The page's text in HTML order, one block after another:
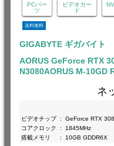
PCパー
ツ
ビデオカー
ド
送料無料
GIGABYTE ギガバイト
AORUS GeForce RTX
N3080AORUS M-10GD
ネ
ビデオチップ :
GeForce RTX
コアクロック
:
1845MHz
搭載メモリ
: 10GB GDDR6X